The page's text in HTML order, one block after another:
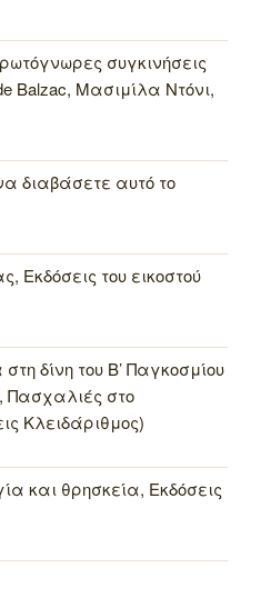
συγκινήσεις
Balzac, Μασιμίλα Ντόνι,
διαβάσετε αυτό το
Εκδόσεις του εικοστού
δίνη του Β’ Παγκοσμίου
Πασχαλιές στο
Κλειδάριθμος)
και θρησκεία, Εκδόσεις